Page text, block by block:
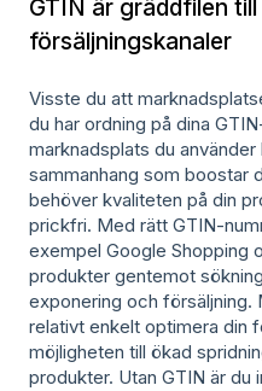
GTIN är gräddfilen
försäljningskanaler
Visste du att
du har ordning på dina
marknadsplats du
sammanhang som boostar
behöver kvaliteten på din
prickfri. Med rätt GTIN-
exempel Google Shopping
produkter gentemot
exponering och försäljning.
relativt enkelt optimera din
möjligheten till ökad
produkter. Utan GTIN är du